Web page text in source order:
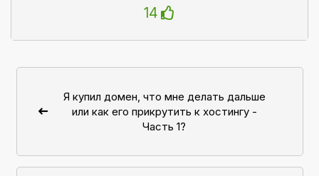
14
Я купил домен, что мне делать дальше
или как его прикрутить к хостингу -
Часть 1?